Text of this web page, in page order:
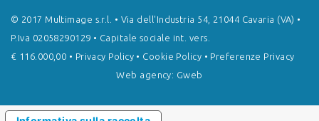
© 2017 Multimage s.r.l. • Via dell'Industria 54, 21044 Cavaria (VA) •
P.Iva 02058290129 • Capitale sociale int. vers.
€ 116.000,00 • Privacy Policy• Cookie Policy • Preferenze Privacy
Web agency: Gweb